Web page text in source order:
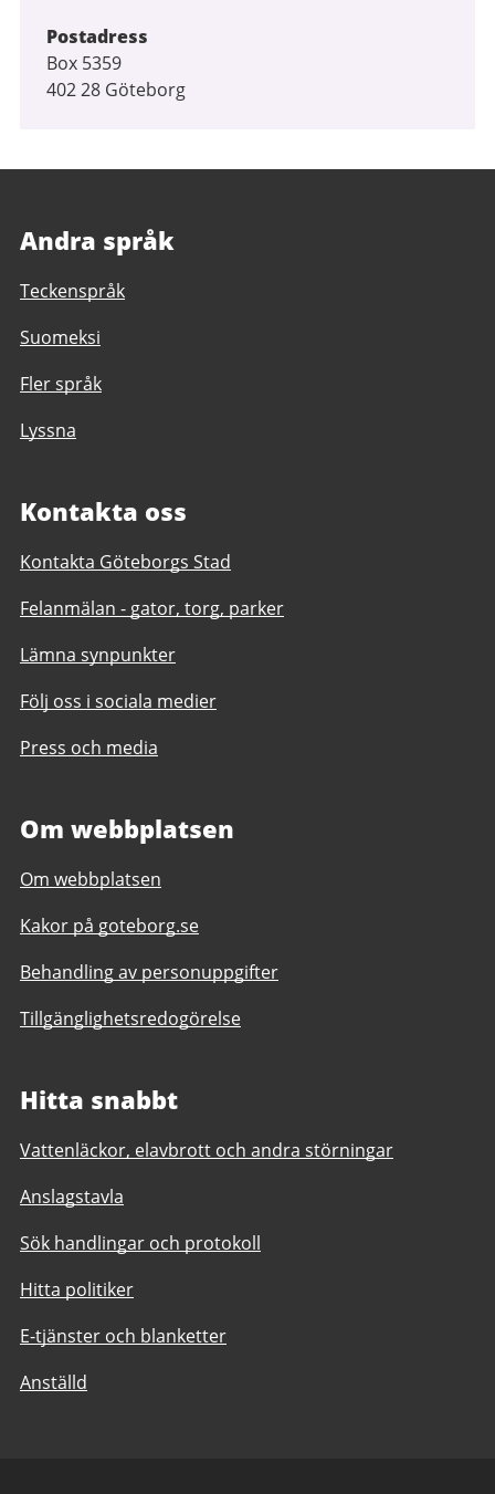
Postadress
Box 5359
402 28 Göteborg
Andra språk
Teckenspråk
Suomeksi
Fler språk
Lyssna
Kontakta oss
Kontakta Göteborgs Stad
Felanmälan - gator, torg, parker
Lämna synpunkter
Följ oss i sociala medier
Press och media
Om webbplatsen
Om webbplatsen
Kakor på goteborg.se
Behandling av personuppgifter
Tillgänglighetsredogörelse
Hitta snabbt
Vattenläckor, elavbrott och andra störningar
Anslagstavla
Sök handlingar och protokoll
Hitta politiker
E-tjänster och blanketter
Anställd